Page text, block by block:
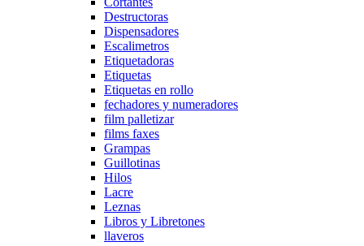
Destructoras
Dispensadores
Escalimetros
Etiquetadoras
Etiquetas
Etiquetas en rollo
fechadores y numeradores
film palletizar
films faxes
Grampas
Guillotinas
Hilos
Lacre
Leznas
Libros y Libretones
llaveros